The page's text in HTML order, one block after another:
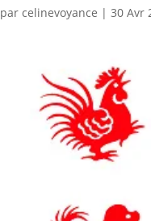
parcelinevoyance |30 Avr